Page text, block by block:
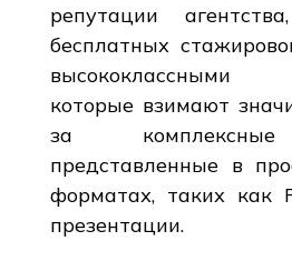
репутации
бесплатных
высококлассными
которые взимают
за комплексные
представленные в
форматах, таких как
презентации.